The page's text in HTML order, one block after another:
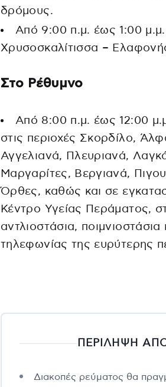
δρόμους.
Από 9:00 π.μ. έως 1:00 μ.μ.
Χρυσοσκαλίτισσα –
Στο Ρέθυμνο
Από 8:00 π.μ. έως 12:00
στις περιοχές Σκορδίλο,
Αγγελιανά, Πλευριανά,
Μαργαρίτες, Βεργιανά,
Όρθες, καθώς και σε
Κέντρο Υγείας Περάματος,
αντλιοστάσια, ποιμνιοστάσια
τηλεφωνίας της ευρύτερης
ΠΕΡΙΛΗΨΗ ΑΠΟ
Διακοπές ρεύματος θα